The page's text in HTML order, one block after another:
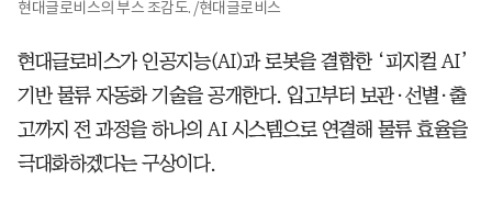
현대글로비스의 부스 조감도. /현대글로비스
현대글로비스가 인공지능(AI)과 로봇을 결합한 ‘피지컬 AI’
기반 물류 자동화 기술을 공개한다. 입고부터 보관·선별·출
고까지 전 과정을 하나의 AI 시스템으로 연결해 물류 효율을
극대화하겠다는 구상이다.